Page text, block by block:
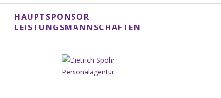
HAUPTSPONSOR
LEISTUNGSMANNSCHAFTEN